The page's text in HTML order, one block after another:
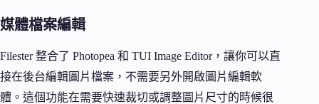
媒體檔案編輯
Filester 整合了 Photopea 和 TUI Image Editor，讓你可以直
接在後台編輯圖片檔案，不需要另外開啟圖片編輯軟
體。這個功能在需要快速裁切或調整圖片尺寸的時候很